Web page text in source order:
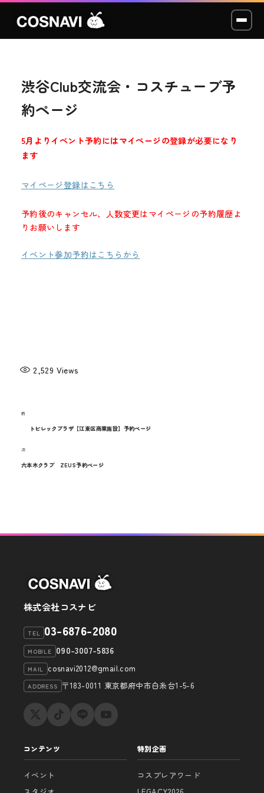
コスプレイベント
モデル撮影会
WCP
渋谷Club交流会・コスチューブ予
約ページ
5月よりイベント予約にはマイページの登録が必要になり
ます
マイページ登録はこちら
予約後のキャンセル、人数変更はマイページの予約履歴よ
りお願いします
イベント参加予約はこちらから
2,529 Views
投
稿
ナ
ン
過
稿
前
トピレックプラザ【江東区商業施設】予約ページ
次
の
次
六本木クラブ ZEUS予約ページ
株式会社コスナビ
TEL 03-6876-2080
MOBILE 090-3007-5836
MAIL cosnavi2012@gmail.com
ADDRESS 〒183-0011 東京都府中市白糸台1-5-6
コンテンツ
イベント
特別企画
コスプレアワード